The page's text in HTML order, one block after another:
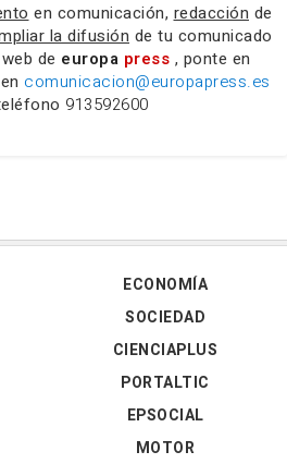
en comunicación, redacción de
la difusión de tu comunicado
de europa press , ponte en
comunicacion@europapress.es
913592600
ECONOMÍA
SOCIEDAD
CIENCIAPLUS
PORTALTIC
EPSOCIAL
MOTOR